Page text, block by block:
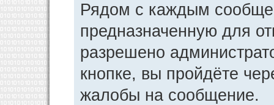
Рядом с каждым
предназначенную для
разрешено
кнопке, вы пройдёте
жалобы на сообщение.